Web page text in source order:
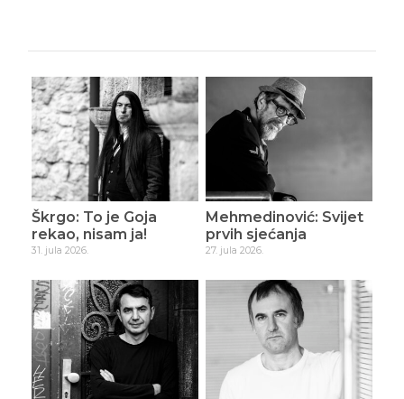
Škrgo: To je Goja
rekao, nisam ja!
31. jula 2026.
Mehmedinović: Svijet
prvih sjećanja
27. jula 2026.